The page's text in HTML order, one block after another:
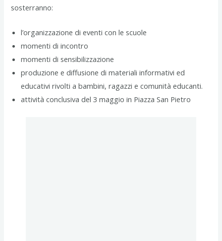
sosterranno:
l’organizzazione di eventi con le scuole
momenti di incontro
momenti di sensibilizzazione
produzione e diffusione di materiali informativi ed
educativi rivolti a bambini, ragazzi e comunità educanti.
attività conclusiva del 3 maggio in Piazza San Pietro